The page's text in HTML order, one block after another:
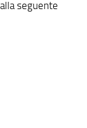
seguente